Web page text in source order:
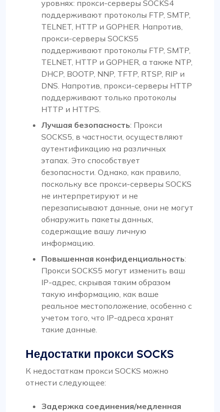
уровнях: прокси-серверы SOCKS4
поддерживают протоколы FTP, SMTP,
TELNET, HTTP и GOPHER. Напротив,
прокси-серверы SOCKS5
поддерживают протоколы FTP, SMTP,
TELNET, HTTP и GOPHER, а также NTP,
DHCP, BOOTP, NNP, TFTP, RTSP, RIP и
DNS. Напротив, прокси-серверы HTTP
поддерживают только протоколы
HTTP и HTTPS.
Лучшая безопасность: Прокси
SOCKS5, в частности, осуществляют
аутентификацию на различных
этапах. Это способствует
безопасности. Однако, как правило,
поскольку все прокси-серверы SOCKS
не интерпретируют и не
перезаписывают данные, они не могут
обнаружить пакеты данных,
содержащие вашу личную
информацию.
Повышенная конфиденциальность:
Прокси SOCKS5 могут изменить ваш
IP-адрес, скрывая таким образом
такую информацию, как ваше
реальное местоположение, особенно с
учетом того, что IP-адреса хранят
такие данные.
Недостатки прокси SOCKS
К недостаткам прокси SOCKS можно
отнести следующее:
Задержка соединения/медленная